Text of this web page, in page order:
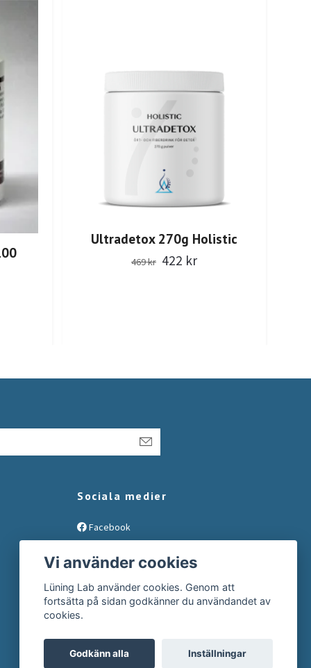
Ultradetox 270g Holistic
469 kr 422 kr
Sociala medier
Facebook
Vi använder cookies
Lüning Lab använder cookies. Genom att
fortsätta på sidan godkänner du användandet av
cookies.
Godkänn alla Inställningar